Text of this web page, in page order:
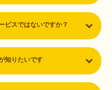
ビスではないですか？
知りたいです